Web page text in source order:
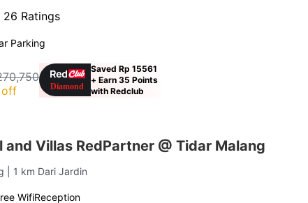
26 Ratings
Parking
off
Saved Rp 15561
+ Earn 35 Points
with Redclub
and Villas RedPartner @ Tidar Malang
| 1 km Dari Jardin
WifiReception